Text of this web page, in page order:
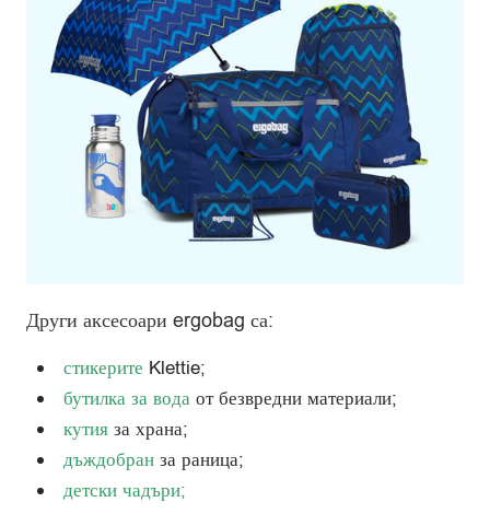
Други аксесоари ergobag са:
стикерите Klettie;
бутилка за вода от безвредни материали;
кутия за храна;
дъждобран за раница;
детски чадъри;